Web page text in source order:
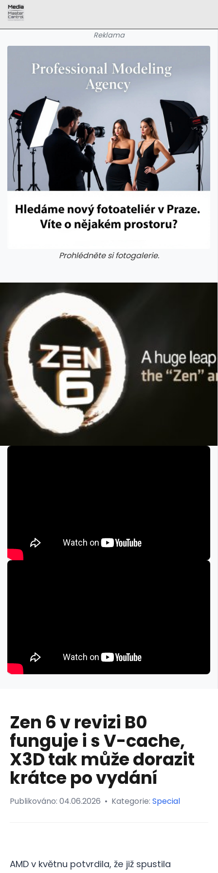
Reklama
Prohlédněte si fotogalerie.
Zen 6 v revizi B0
funguje i s V-cache,
X3D tak může dorazit
krátce po vydání
Publikováno: 04.06.2026 • Kategorie: Special
AMD v květnu potvrdila, že již spustila